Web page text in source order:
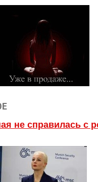
не справилась с